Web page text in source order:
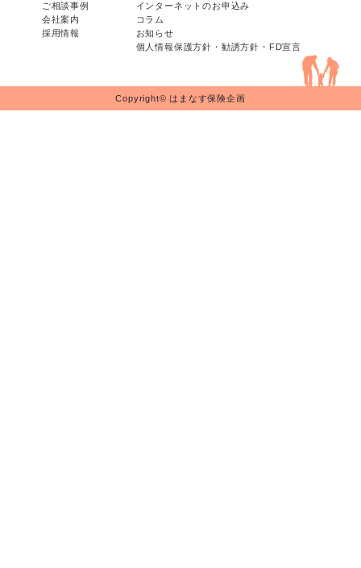
ご相談事例
会社案内
採用情報
インターネットのお申込み
コラム
お知らせ
個人情報保護方針・勧誘方針・FD宣言
Copyright© はまなす保険企画